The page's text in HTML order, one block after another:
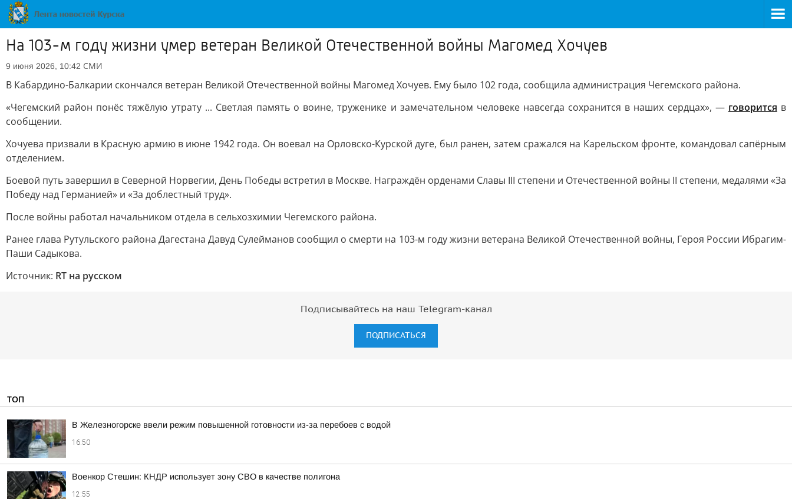
На 103-м году жизни умер ветеран Великой Отечественной войны Магомед Хочуев
9 июня 2026, 10:42 СМИ
В Кабардино-Балкарии скончался ветеран Великой Отечественной войны Магомед Хочуев. Ему было 102 года, сообщила администрация Чегемского района.
«Чегемский район понёс тяжёлую утрату ... Светлая память о воине, труженике и замечательном человеке навсегда сохранится в наших сердцах», — говорится в
сообщении.
Хочуева призвали в Красную армию в июне 1942 года. Он воевал на Орловско-Курской дуге, был ранен, затем сражался на Карельском фронте, командовал сапёрным
отделением.
Боевой путь завершил в Северной Норвегии, День Победы встретил в Москве. Награждён орденами Славы III степени и Отечественной войны II степени, медалями «За
Победу над Германией» и «За доблестный труд».
После войны работал начальником отдела в сельхозхимии Чегемского района.
Ранее глава Рутульского района Дагестана Давуд Сулейманов сообщил о смерти на 103-м году жизни ветерана Великой Отечественной войны, Героя России Ибрагим-
Паши Садыкова.
Источник: RT на русском
Подписывайтесь на наш Telegram-канал
ПОДПИСАТЬСЯ
ТОП
В Железногорске ввели режим повышенной готовности из-за перебоев с водой
16:50
Военкор Стешин: КНДР использует зону СВО в качестве полигона
12:55